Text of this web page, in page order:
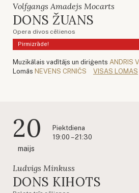
Volfgangs Amadejs Mocarts
DONS ŽUANS
Opera divos cēlienos
Pirmizrāde!
Muzikālais vadītājs un diriģents ANDRIS
Lomās NEVENS CRNIČS VISAS LOMAS
20
maijs
Piektdiena
19:00 – 21:30
Ludvigs Minkuss
DONS KIHOTS